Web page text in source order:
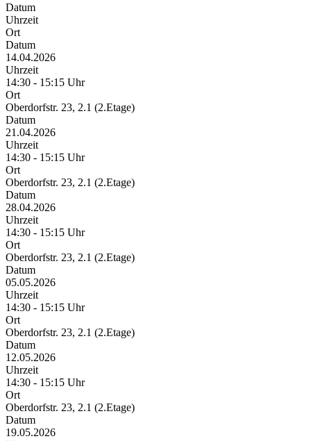
Datum
Uhrzeit
Ort
Datum
14.04.2026
Uhrzeit
14:30 - 15:15 Uhr
Ort
Oberdorfstr. 23, 2.1 (2.Etage)
Datum
21.04.2026
Uhrzeit
14:30 - 15:15 Uhr
Ort
Oberdorfstr. 23, 2.1 (2.Etage)
Datum
28.04.2026
Uhrzeit
14:30 - 15:15 Uhr
Ort
Oberdorfstr. 23, 2.1 (2.Etage)
Datum
05.05.2026
Uhrzeit
14:30 - 15:15 Uhr
Ort
Oberdorfstr. 23, 2.1 (2.Etage)
Datum
12.05.2026
Uhrzeit
14:30 - 15:15 Uhr
Ort
Oberdorfstr. 23, 2.1 (2.Etage)
Datum
19.05.2026